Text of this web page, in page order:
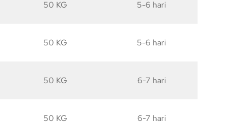
50 KG 5-6 hari
50 KG 5-6 hari
50 KG 6-7 hari
50 KG 6-7 hari